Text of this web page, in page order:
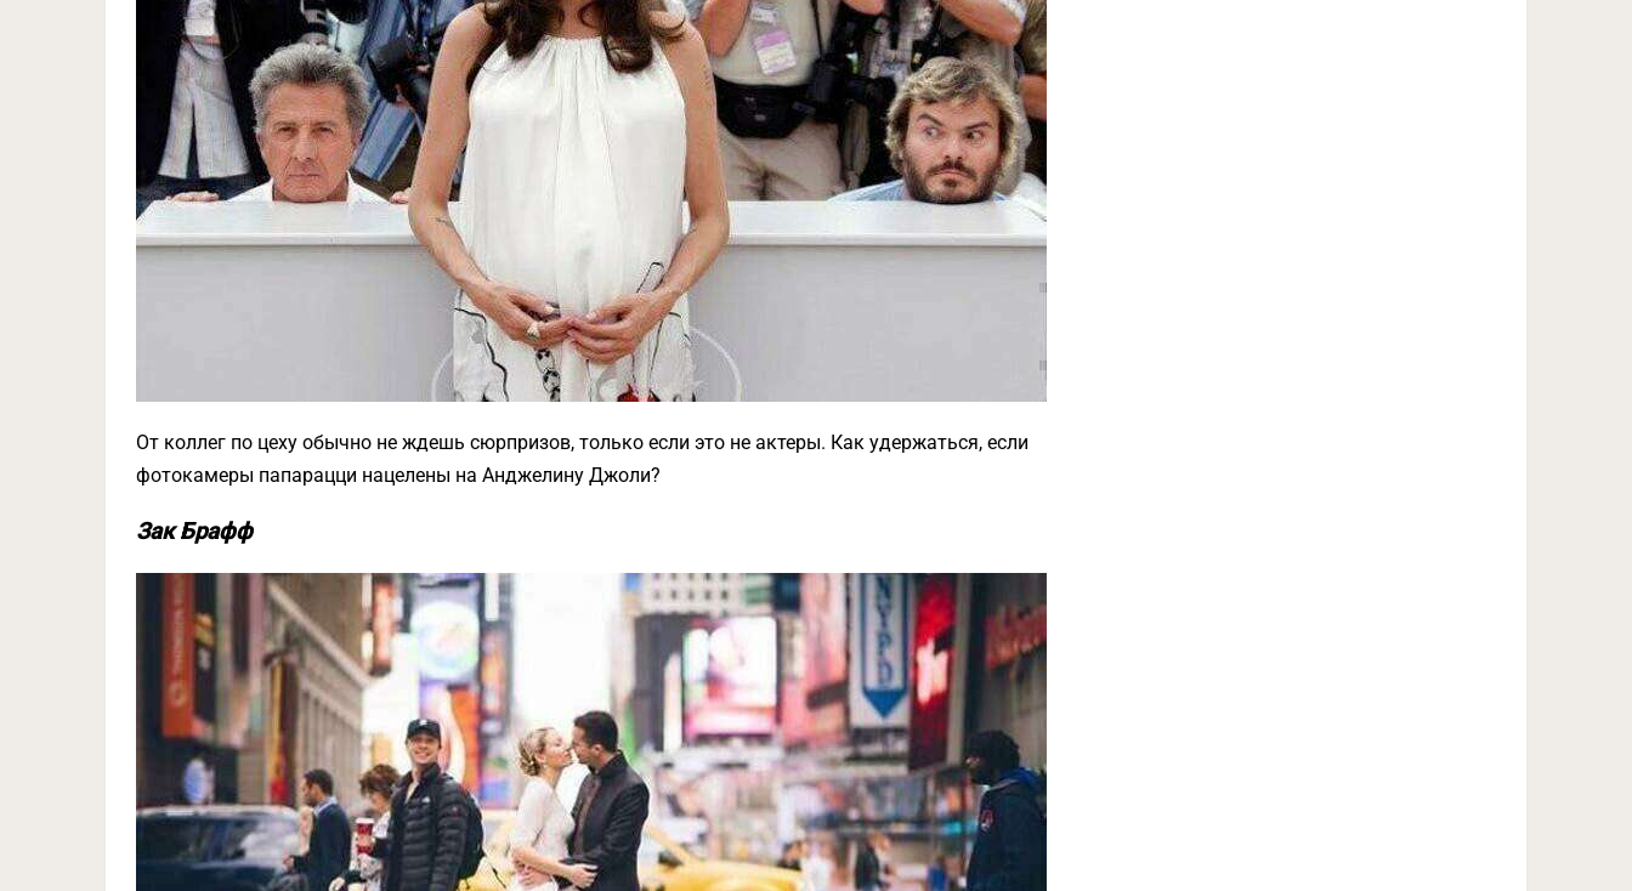
От коллег по цеху обычно не ждешь сюрпризов, только если это не актеры. Как удержаться, если
фотокамеры папарацци нацелены на Анджелину Джоли?
Зак Брафф